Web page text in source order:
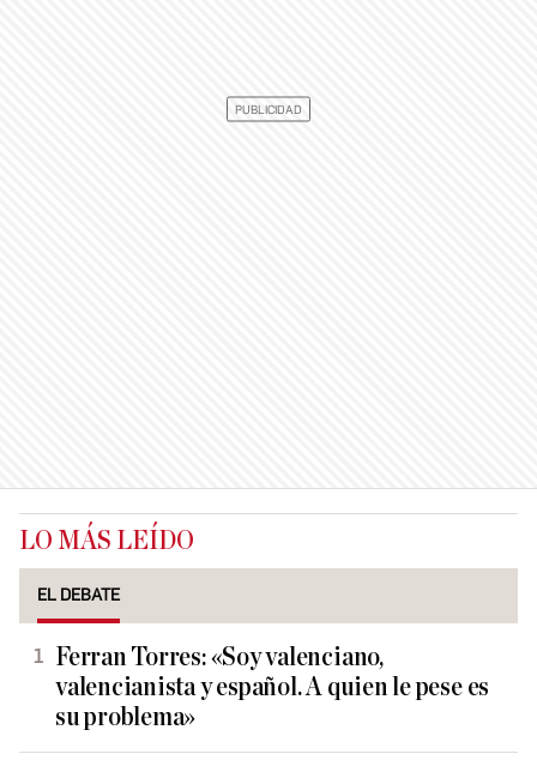
LO MÁS LEÍDO
EL DEBATE
Ferran Torres: «Soy valenciano,
valencianista y español. A quien le pese es
su problema»